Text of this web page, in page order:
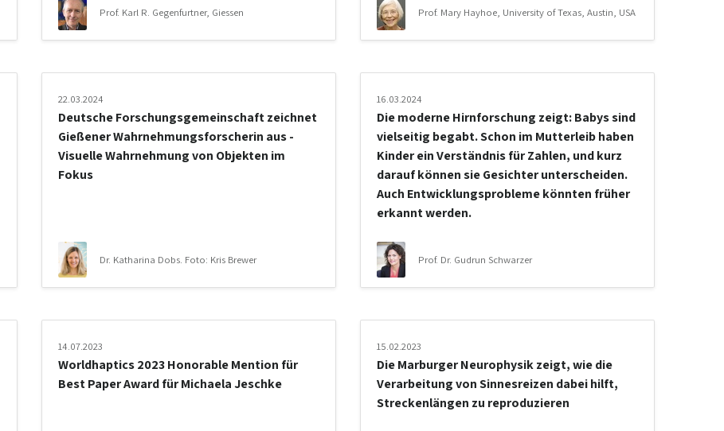
Prof. Karl R. Gegenfurtner, Giessen Prof. Mary Hayhoe, University of Texas, Austin, USA
22.03.2024
Deutsche Forschungsgemeinschaft zeichnet
Gießener Wahrnehmungsforscherin aus -
Visuelle Wahrnehmung von Objekten im
Fokus
Dr. Katharina Dobs. Foto: Kris Brewer
16.03.2024
Die moderne Hirnforschung zeigt: Babys sind
vielseitig begabt. Schon im Mutterleib haben
Kinder ein Verständnis für Zahlen, und kurz
darauf können sie Gesichter unterscheiden.
Auch Entwicklungsprobleme könnten früher
erkannt werden.
Prof. Dr. Gudrun Schwarzer
14.07.2023
Worldhaptics 2023 Honorable Mention für
Best Paper Award für Michaela Jeschke
15.02.2023
Die Marburger Neurophysik zeigt, wie die
Verarbeitung von Sinnesreizen dabei hilft,
Streckenlängen zu reproduzieren